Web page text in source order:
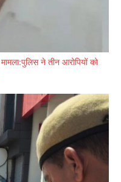
ने तीन आरोपियों को